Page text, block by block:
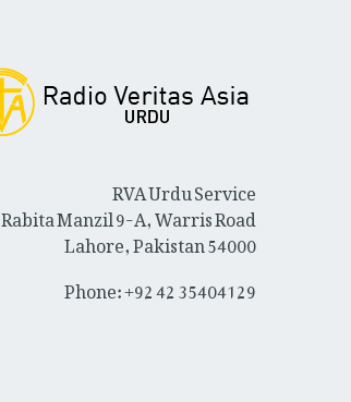
RVA Urdu Service
Rabita Manzil 9-A, Warris Road,
Lahore, Pakistan 54000
Phone: +92 42 35404129